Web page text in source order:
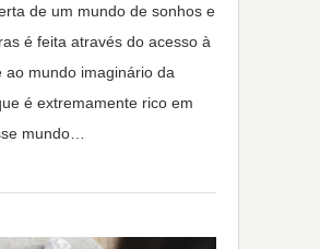
de um mundo de sonhos e
é feita através do acesso à
ao mundo imaginário da
é extremamente rico em
mundo…